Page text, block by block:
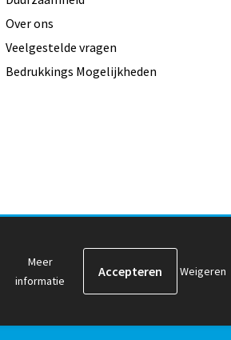
Over ons
Veelgestelde vragen
Bedrukkings Mogelijkheden
Meer
informatie
Weigeren